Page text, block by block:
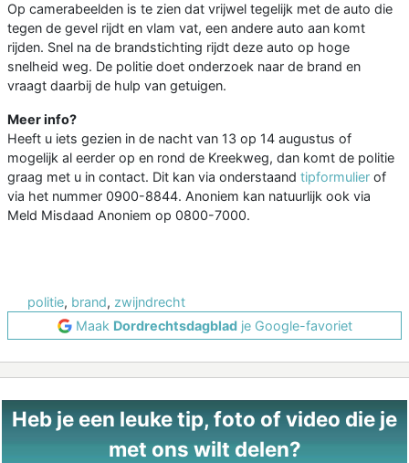
Op camerabeelden is te zien dat vrijwel tegelijk met de auto die
tegen de gevel rijdt en vlam vat, een andere auto aan komt
rijden. Snel na de brandstichting rijdt deze auto op hoge
snelheid weg. De politie doet onderzoek naar de brand en
vraagt daarbij de hulp van getuigen.
Meer info?
Heeft u iets gezien in de nacht van 13 op 14 augustus of
mogelijk al eerder op en rond de Kreekweg, dan komt de politie
graag met u in contact. Dit kan via onderstaand tipformulier of
via het nummer 0900-8844. Anoniem kan natuurlijk ook via
Meld Misdaad Anoniem op 0800-7000.
politie, brand, zwijndrecht
Maak Dordrechtsdagbladje Google-favoriet
Heb je een leuke tip, foto of video die je
met ons wilt delen?